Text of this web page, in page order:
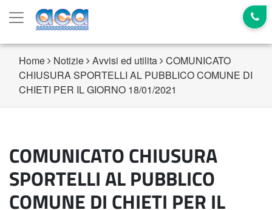
Home Notizie Avvisi ed utilita
COMUNICATO
CHIUSURA SPORTELLI AL PUBBLICO COMUNE DI
CHIETI PER IL GIORNO 18/01/2021
COMUNICATO CHIUSURA
SPORTELLI AL PUBBLICO
COMUNE DI CHIETI PER IL